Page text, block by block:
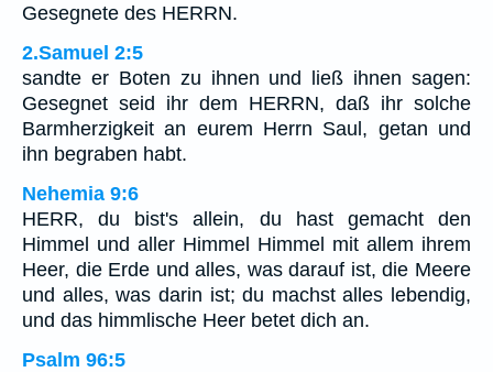
Gesegnete des HERRN.
2.Samuel 2:5
sandte er Boten zu ihnen und ließ ihnen sagen:
Gesegnet seid ihr dem HERRN, daß ihr solche
Barmherzigkeit an eurem Herrn Saul, getan und
ihn begraben habt.
Nehemia 9:6
HERR, du bist's allein, du hast gemacht den
Himmel und aller Himmel Himmel mit allem ihrem
Heer, die Erde und alles, was darauf ist, die Meere
und alles, was darin ist; du machst alles lebendig,
und das himmlische Heer betet dich an.
Psalm 96:5